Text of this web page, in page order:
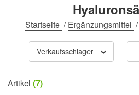
Startseite /Ergänzungsmittel /
Verkaufsschlager
Artikel (7)